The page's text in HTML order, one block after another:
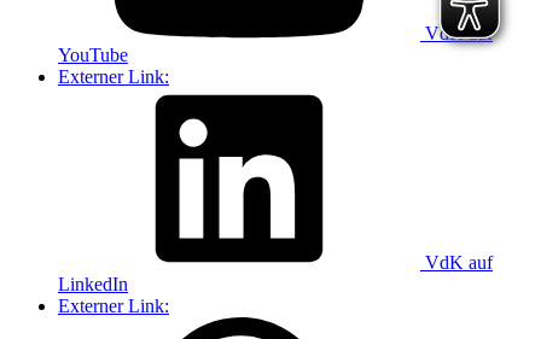
VdK auf
YouTube
Externer Link:
VdK auf
LinkedIn
Externer Link: